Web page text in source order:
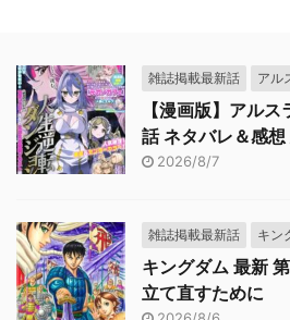
雑誌掲載最新話 アル
【漫画版】アル
話 ネタバレ＆感
2026/8/7
雑誌掲載最新話 キン
キングダム 最新
立て直すために